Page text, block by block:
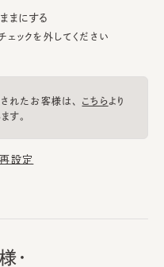
まにする
ックを外してください
れたお客様は、 こちらより
す。
設定
・